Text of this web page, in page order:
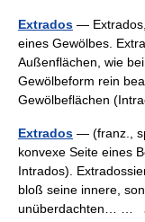
Extrados —
eines Gewölbes.
Außenflächen, wie
Gewölbeform rein
Gewölbeflächen
Extrados — (franz.,
konvexe Seite eines
Intrados).
bloß seine innere,
unüberdachten… …